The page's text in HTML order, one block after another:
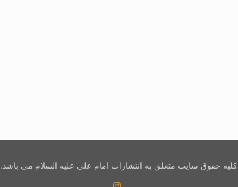
کلیه حقوق سایت متعلق به انتشارات امام علی علیه السلام می باشد.